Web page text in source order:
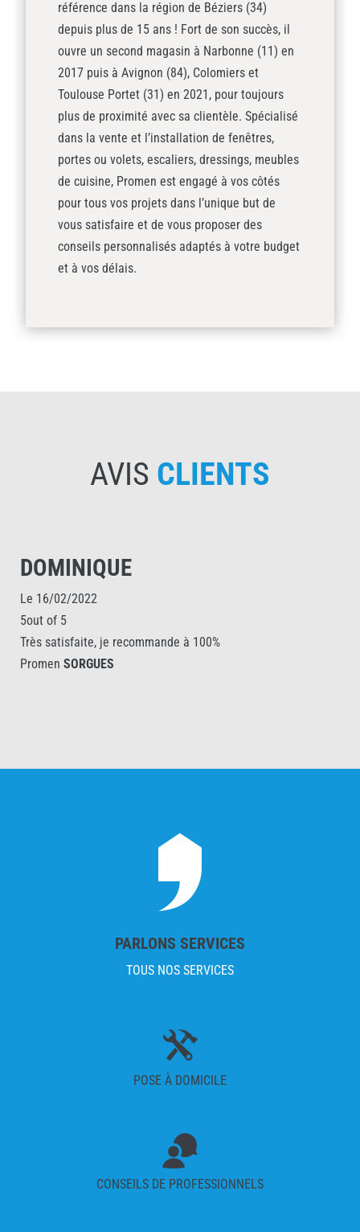
référence dans la région de Béziers (34)
depuis plus de 15 ans ! Fort de son succès, il
ouvre un second magasin à Narbonne (11) en
2017 puis à Avignon (84), Colomiers et
Toulouse Portet (31) en 2021, pour toujours
plus de proximité avec sa clientèle. Spécialisé
dans la vente et l’installation de fenêtres,
portes ou volets, escaliers, dressings, meubles
de cuisine, Promen est engagé à vos côtés
pour tous vos projets dans l’unique but de
vous satisfaire et de vous proposer des
conseils personnalisés adaptés à votre budget
et à vos délais.
AVIS CLIENTS
DOMINIQUE
Le 16/02/2022
5out of 5
Très satisfaite, je recommande à 100%
PromenSORGUES
PARLONS SERVICES
TOUS NOS SERVICES
POSE À DOMICILE
CONSEILS DE PROFESSIONNELS